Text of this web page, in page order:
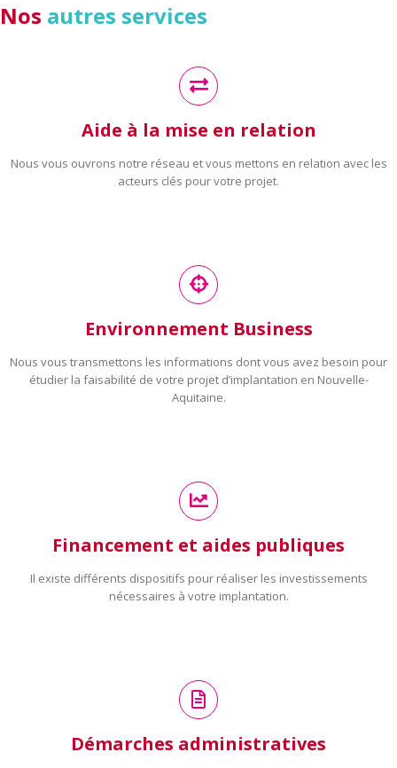
Nos autres services
Aide à la mise en relation
Nous vous ouvrons notre réseau et vous mettons en relation avec les
acteurs clés pour votre projet.
Environnement Business
Nous vous transmettons les informations dont vous avez besoin pour
étudier la faisabilité de votre projet d’implantation en Nouvelle-
Aquitaine.
Financement et aides publiques
Il existe différents dispositifs pour réaliser les investissements
nécessaires à votre implantation.
Démarches administratives